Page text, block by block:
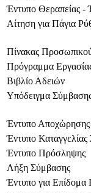
Έντυπο Θεραπείας -
Αίτηση για Πάγια
Πίνακας
Πρόγραμμα
Βιβλίο Αδειών
Yπόδειγμα
Έντυπο Αποχώρησης
Έντυπο
Έντυπο Πρόσληψης
Λήξη Σύμβασης
Έντυπο για Επίδομα